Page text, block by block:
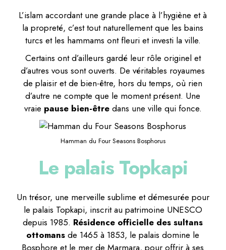
L’islam accordant une grande place à l’hygiène et à
la propreté, c’est tout naturellement que les bains
turcs et les hammams ont fleuri et investi la ville.
Certains ont d’ailleurs gardé leur rôle originel et
d’autres vous sont ouverts. De véritables royaumes
de plaisir et de bien-être, hors du temps, où rien
d’autre ne compte que le moment présent. Une
vraie pause bien-êtredans une ville qui fonce.
Hamman du Four Seasons Bosphorus
Le palais Topkapi
Un trésor, une merveille sublime et démesurée pour
le palais Topkapi, inscrit au patrimoine UNESCO
depuis 1985. Résidence officielle des sultans
ottomans de 1465 à 1853, le palais domine le
Bosphore et le mer de Marmara, pour offrir à ses